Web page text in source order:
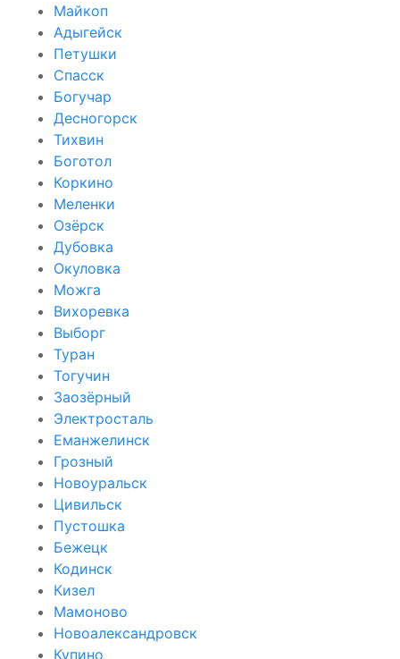
Майкоп
Адыгейск
Петушки
Спасск
Богучар
Десногорск
Тихвин
Боготол
Коркино
Меленки
Озёрск
Дубовка
Окуловка
Можга
Вихоревка
Выборг
Туран
Тогучин
Заозёрный
Электросталь
Еманжелинск
Грозный
Новоуральск
Цивильск
Пустошка
Бежецк
Кодинск
Кизел
Мамоново
Новоалександровск
Купино